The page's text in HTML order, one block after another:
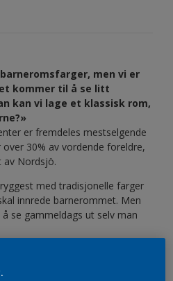
men vi er
kommer til å se litt
kan vi lage et klassisk rom,
er fremdeles mestselgende
30% av vordende foreldre,
av Nordsjö.
med tradisjonelle farger
innrede barnerommet. Men
se gammeldags ut selv man
og moderne måte, med en